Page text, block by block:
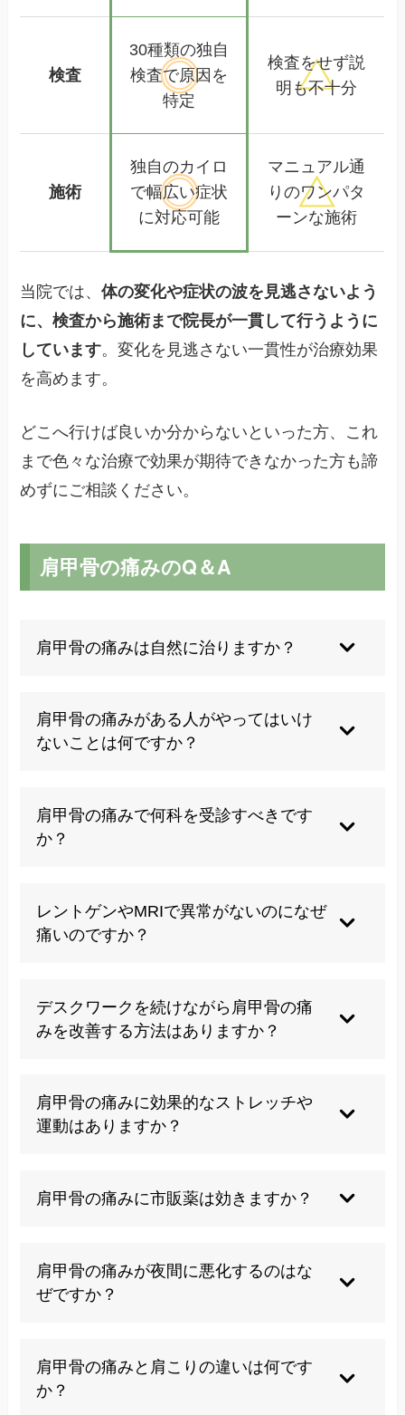
検査
30種類の独自
検査で原因を
特定
検査をせず説
明も不十分
施術
独自のカイロ
で幅広い症状
に対応可能
マニュアル通
りのワンパタ
ーンな施術
当院では、体の変化や症状の波を見逃さないよう
に、検査から施術まで院長が一貫して行うように
しています。変化を見逃さない一貫性が治療効果
を高めます。
どこへ行けば良いか分からないといった方、これ
まで色々な治療で効果が期待できなかった方も諦
めずにご相談ください。
肩甲骨の痛みのQ＆A
肩甲骨の痛みは自然に治りますか？
ることもありますが、多くの場合は原因に対する
適切な対処が必要です。放置すると悪化する可能
性が高いため、早めの対応をお勧めします。
肩甲骨の痛みがある人がやってはいけ
ないことは何ですか？
す。また、自己判断でのマッサージや強いストレ
ッチも症状を悪化させることがあります。
肩甲骨の痛みで何科を受診すべきです
か？
上でカイロプラクティックや鍼灸院などの代替医
療を利用する方も多いです。
レントゲンやMRIで異常がないのになぜ
痛いのですか？
検査では映らない機能的な問題が原因となってい
ることが多いです。また、姿勢の悪さや筋肉のア
ンバランスなども画像には現れません。そのた
要です。
デスクワークを続けながら肩甲骨の痛
みを改善する方法はありますか？
を取り入れることが効果的です。また、椅子とデ
スクの高さ調整、モニターの位置の最適化なども
役立ちます。筋力トレーニングで背中と肩の筋肉
肩甲骨の痛みに効果的なストレッチや
運動はありますか？
ッチ、猫のポーズなどが効果的です。ただし、痛
みを悪化させるようなストレッチや運動は避け、
肩甲骨の痛みに市販薬は効きますか？
痛剤は一時的な痛みの緩和に効果がありますが、
根本的な解決にはなりません。また、ビタミンB
群を含む薬剤も筋肉の疲労回復に役立つことがあ
るため、医師の指導を受けることをお勧めしま
す。
肩甲骨の痛みが夜間に悪化するのはな
ぜですか？
題、夜間の体温低下による筋肉の緊張、日中の痛
みへの意識の分散効果の消失などが原因として考
えられます。また、一部の内臓疾患による痛みも
肩甲骨の痛みと肩こりの違いは何です
か？